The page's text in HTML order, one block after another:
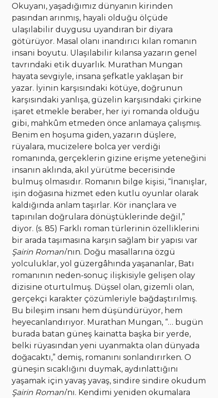
Okuyanı, yaşadığımız dünyanın kirinden
pasından arınmış, hayali olduğu ölçüde
ulaşılabilir duygusu uyandıran bir diyara
götürüyor. Masal olanı inandırıcı kılan romanın
insani boyutu. Ulaşılabilir kılansa yazarın genel
tavrındaki etik duyarlık. Murathan Mungan
hayata sevgiyle, insana şefkatle yaklaşan bir
yazar. İyinin karşısındaki kötüye, doğrunun
karşısındaki yanlışa, güzelin karşısındaki çirkine
işaret etmekle beraber, her iyi romanda olduğu
gibi, mahkûm etmeden önce anlamaya çalışmış.
Benim en hoşuma giden, yazarın düşlere,
rüyalara, mucizelere bolca yer verdiği
romanında, gerçeklerin gizine erişme yeteneğini
insanın aklında, akıl yürütme becerisinde
bulmuş olmasıdır. Romanın bilge kişisi, “İnanışlar,
işin doğasına hizmet eden kutlu oyunlar olarak
kaldığında anlam taşırlar. Kör inançlara ve
tapınılan doğrulara dönüştüklerinde değil,”
diyor. (s. 85) Farklı roman türlerinin özelliklerini
bir arada taşımasına karşın sağlam bir yapısı var
Şairin Romanı’nın. Doğu masallarına özgü
yolculuklar, yol güzergâhında yaşananlar, Batı
romanının neden-sonuç ilişkisiyle gelişen olay
dizisine oturtulmuş. Düşsel olan, gizemli olan,
gerçekçi karakter çözümleriyle bağdaştırılmış.
Bu bileşim insanı hem düşündürüyor, hem
heyecanlandırıyor. Murathan Mungan, “… bugün
burada batan güneş kainatta başka bir yerde,
belki rüyasından yeni uyanmakta olan dünyada
doğacaktı,” demiş, romanını sonlandırırken. O
güneşin sıcaklığını duymak, aydınlattığını
yaşamak için yavaş yavaş, sindire sindire okudum
Şairin Romanı’nı. Kendimi yeniden okumalara